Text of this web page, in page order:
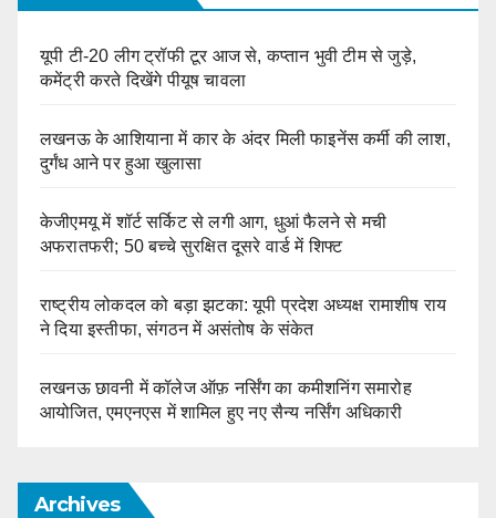
यूपी टी-20 लीग ट्रॉफी टूर आज से, कप्तान भुवी टीम से जुड़े,
कमेंट्री करते दिखेंगे पीयूष चावला
लखनऊ के आशियाना में कार के अंदर मिली फाइनेंस कर्मी की लाश,
दुर्गंध आने पर हुआ खुलासा
केजीएमयू में शॉर्ट सर्किट से लगी आग, धुआं फैलने से मची
अफरातफरी; 50 बच्चे सुरक्षित दूसरे वार्ड में शिफ्ट
राष्ट्रीय लोकदल को बड़ा झटका: यूपी प्रदेश अध्यक्ष रामाशीष राय
ने दिया इस्तीफा, संगठन में असंतोष के संकेत
लखनऊ छावनी में कॉलेज ऑफ़ नर्सिंग का कमीशनिंग समारोह
आयोजित, एमएनएस में शामिल हुए नए सैन्य नर्सिंग अधिकारी
Archives